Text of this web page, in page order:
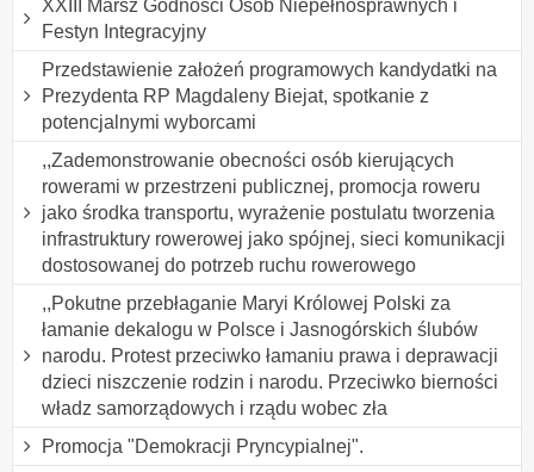
XXIII Marsz Godności Osób Niepełnosprawnych i
Festyn Integracyjny
Przedstawienie założeń programowych kandydatki na
Prezydenta RP Magdaleny Biejat, spotkanie z
potencjalnymi wyborcami
,,Zademonstrowanie obecności osób kierujących
rowerami w przestrzeni publicznej, promocja roweru
jako środka transportu, wyrażenie postulatu tworzenia
infrastruktury rowerowej jako spójnej, sieci komunikacji
dostosowanej do potrzeb ruchu rowerowego
,,Pokutne przebłaganie Maryi Królowej Polski za
łamanie dekalogu w Polsce i Jasnogórskich ślubów
narodu. Protest przeciwko łamaniu prawa i deprawacji
dzieci niszczenie rodzin i narodu. Przeciwko bierności
władz samorządowych i rządu wobec zła
Promocja "Demokracji Pryncypialnej".